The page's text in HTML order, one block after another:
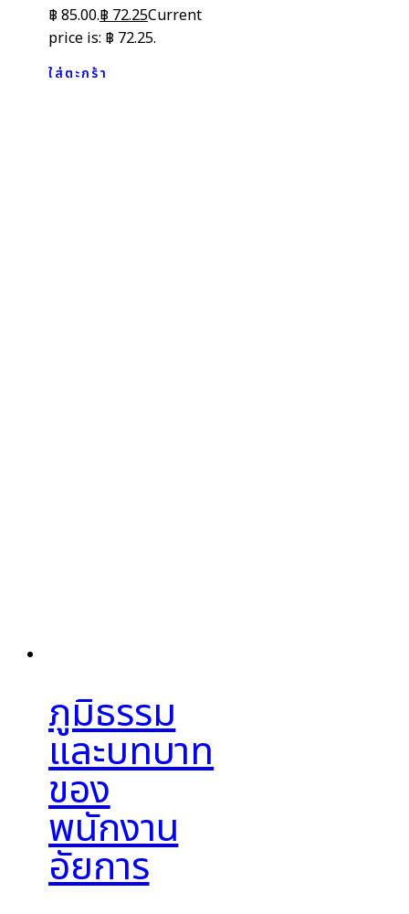
฿ 85.00.฿72.25Current
price is: ฿ 72.25.
ใส่ตะกร้า
ภูมิธรรม
และบทบาท
ของ
พนักงาน
อัยการ